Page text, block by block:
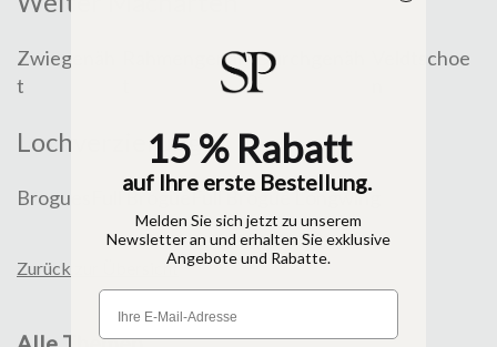
Zwiegenäh
t
Rahmengenäh Durchgenäh
t
Veldtschoe
Lochverzierungen
Brogues Full BrogueFull Brogue Longwing
Zurück zur Übersicht
15 % Rabatt
auf Ihre erste Bestellung.
Melden Sie sich jetzt zu unserem
Newsletter an und erhalten Sie exklusive
Angebote und Rabatte.